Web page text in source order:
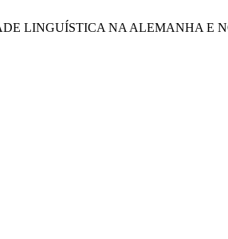
LINGUÍSTICA NA ALEMANHA E